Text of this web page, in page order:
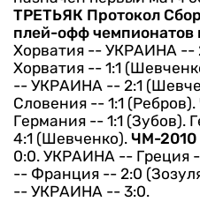
ТРЕТЬЯК Протокол
плей-офф чемпионатов
Хорватия -- УКРАИНА --
Хорватия -- 1:1
-- УКРАИНА -- 2:1
Словения -- 1:1 (Ребров).
Германия -- 1:1 (Зубов).
4:1 (Шевченко). ЧМ-2010
0:0. УКРАИНА -- Греция
-- Франция -- 2:0
-- УКРАИНА -- 3:0.